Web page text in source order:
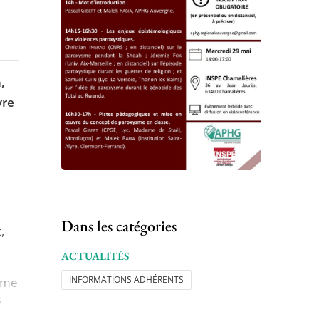
Dans les catégories
ACTUALITÉS
INFORMATIONS ADHÉRENTS